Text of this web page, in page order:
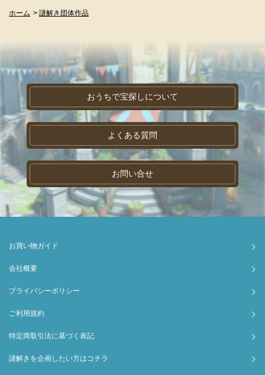
ホーム > 謎解き団体作品
おうちで宝探しについて
よくある質問
お問い合せ
お買い物ガイド
会社概要
プライバシーポリシー
ご利用規約
特定商取引法に基づく表記
謎解きを企画したい方はコチラ